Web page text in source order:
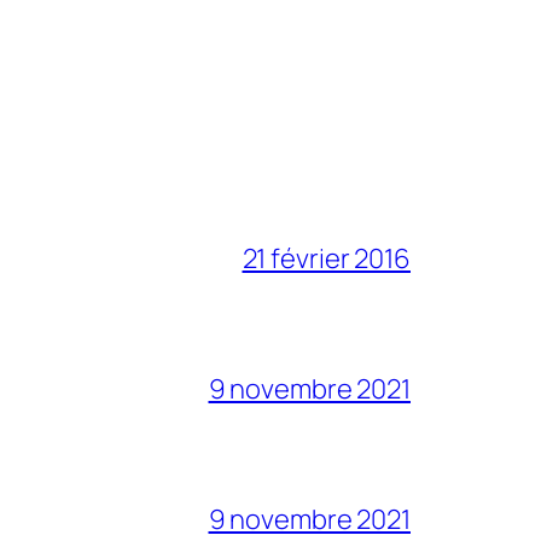
21 février 2016
9 novembre 2021
9 novembre 2021